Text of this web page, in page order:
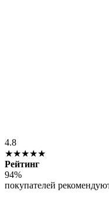
4.8
★★★★★
Рейтинг
94%
покупателей